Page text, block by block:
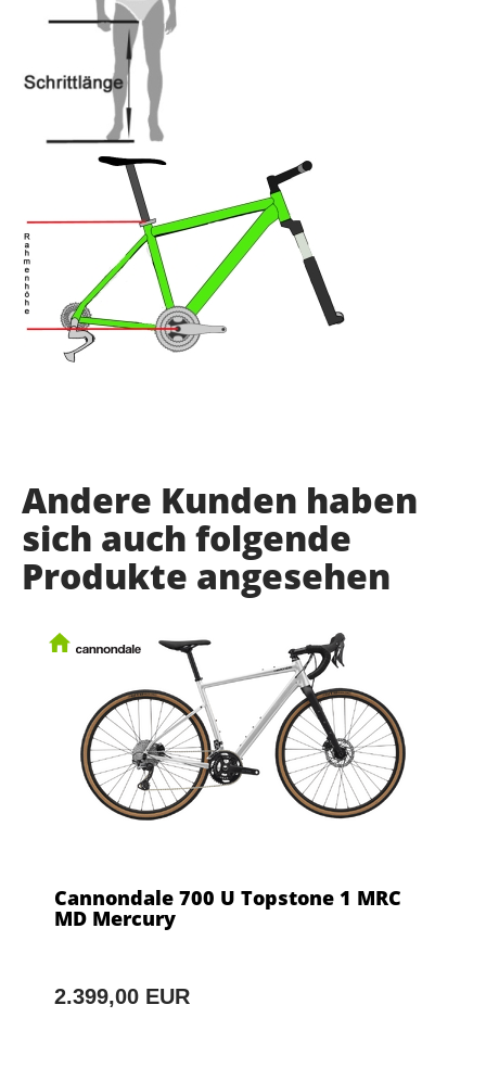
Andere Kunden haben
sich auch folgende
Produkte angesehen
Cannondale 700 U Topstone 1 MRC
MD Mercury
2.399,00 EUR